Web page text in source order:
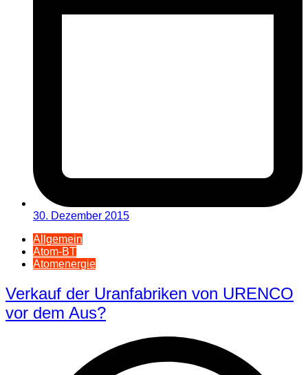
30. Dezember 2015
Allgemein
Atom-BT
Atomenergie
Verkauf der Uranfabriken von URENCO
vor dem Aus?